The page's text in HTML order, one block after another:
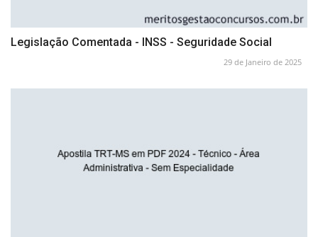
Legislação Comentada - INSS - Seguridade Social
29 de Janeiro de 2025